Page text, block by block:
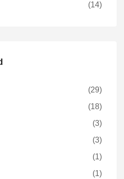
(14)
(29)
(18)
(3)
(3)
(1)
(1)